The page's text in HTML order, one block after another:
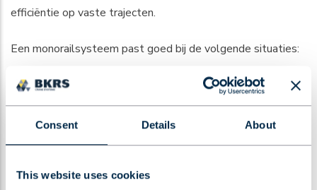
Consent Details About
This website uses cookies
efficiëntie op vaste trajecten.
Een monorailsysteem past goed bij de volgende situaties:
Assemblagelijnen waarbij onderdelen van werkplek naar
Magazijnen met vaste in- en uitvoerroutes voor pallets
constructief niet haalbaar is